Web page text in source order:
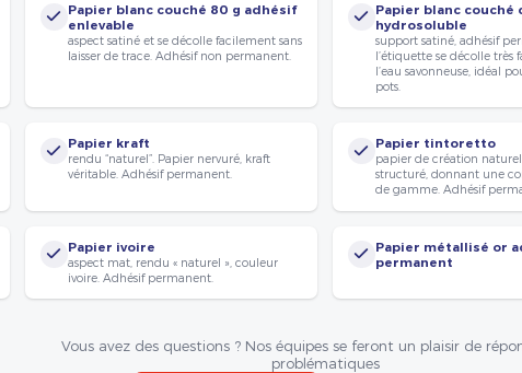
Papier blanc couché 80 g adhésif
enlevable
aspect satiné et se décolle facilement sans
laisser de trace. Adhésif non permanent.
Papier blanc couché
hydrosoluble
support satiné, adhésif
l’étiquette se décolle très
l’eau savonneuse, idéal
pots.
Papier kraft
rendu “naturel”. Papier nervuré, kraft
véritable. Adhésif permanent.
Papier tintoretto
papier de création naturel
structuré, donnant une
de gamme. Adhésif
Papier ivoire
aspect mat, rendu « naturel », couleur
ivoire. Adhésif permanent.
Papier métallisé or
permanent
Vous avez des questions ? Nos équipes se feront un plaisir de
problématiques